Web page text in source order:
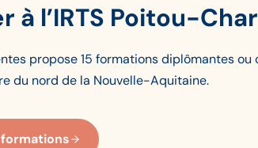
à l’IRTS Poitou-
propose 15 formations diplômantes
du nord de la Nouvelle-Aquitaine.